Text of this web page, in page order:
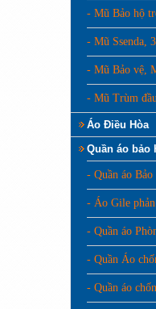
- Mũ Bảo hộ
- Mũ Ssenda,
- Mũ Bảo vệ,
- Mũ Trùm
Áo Điều Hòa
Quần áo bảo
- Quần áo
- Áo Gile
- Quần áo
- Quần Áo
- Quần áo